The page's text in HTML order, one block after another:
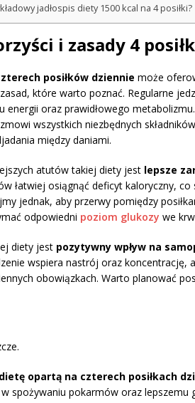
jadłospis diety 1500 kcal na 4 posiłki?
i zasady 4
posiłków dziennie może
które warto poznać. Regularne
energii oraz prawidłowego
wszystkich niezbędnych
między daniami.
atutów takiej diety jest lepsze
łatwiej osiągnąć deficyt kaloryczny,
jednak, aby przerwy pomiędzy
odpowiedni poziom glukozy we
diety jest pozytywny wpływ na
wspiera nastrój oraz koncentrację,
obowiązkach. Warto planować
opartą na czterech posiłkach
spożywaniu pokarmów oraz lepszemu